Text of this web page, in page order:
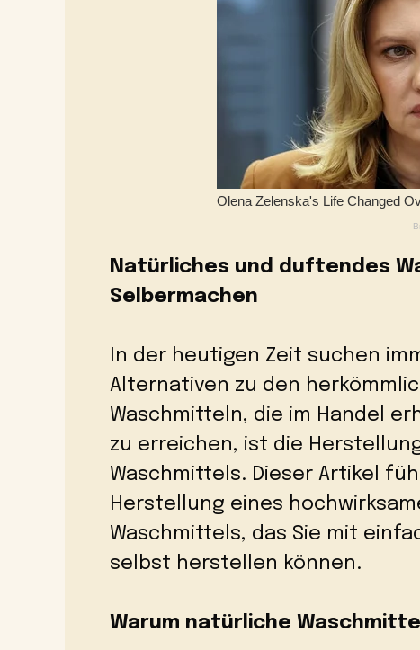
Natürliches und duftendes
Selbermachen
In der heutigen Zeit suchen
Alternativen zu den
Waschmitteln, die im Handel
zu erreichen, ist die
Waschmittels. Dieser Artikel
Herstellung eines
Waschmittels, das Sie mit
selbst herstellen können.
Warum natürliche